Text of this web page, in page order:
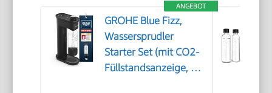
ANGEBOT
GROHE Blue Fizz,
Wassersprudler
Starter Set (mit CO2-
Füllstandsanzeige, 3